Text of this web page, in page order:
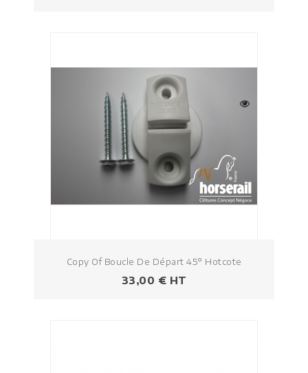
Copy Of Boucle De Départ 45° Hotcote
Prezzo
33,00 € HT